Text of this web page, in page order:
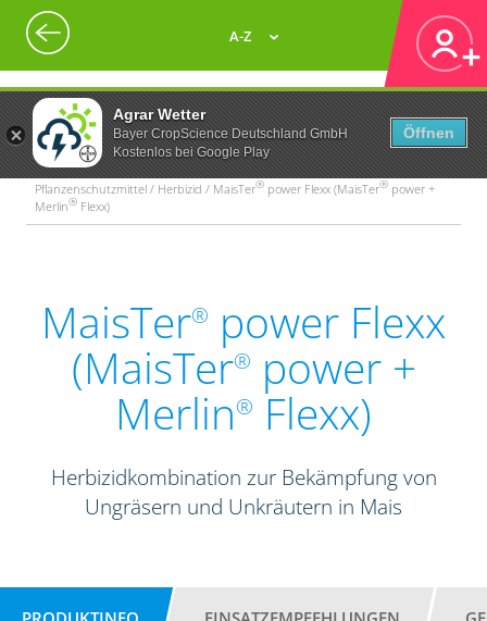
Agrar Wetter
Bayer CropScience Deutschland GmbH
Kostenlos bei Google Play
Öffnen
A-Z
Pflanzenschutzmittel / Herbizid / MaisTer® power Flexx (MaisTer® power +
Merlin® Flexx)
MaisTer® power Flexx
(MaisTer® power +
Merlin® Flexx)
Herbizidkombination zur Bekämpfung von
Ungräsern und Unkräutern in Mais